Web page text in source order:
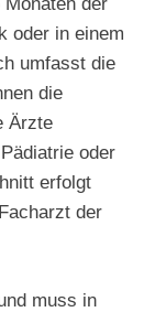
oder in einem
umfasst die
die
Ärzte
oder
erfolgt
der
muss in